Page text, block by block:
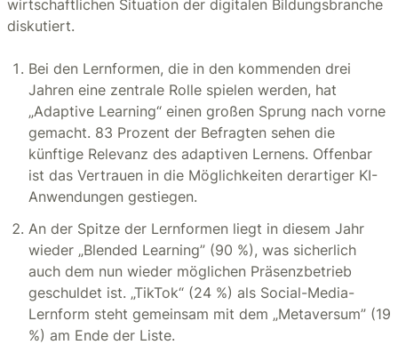
wirtschaftlichen Situation der digitalen Bildungsbranche
diskutiert.
Bei den Lernformen, die in den kommenden drei
Jahren eine zentrale Rolle spielen werden, hat
„Adaptive Learning“ einen großen Sprung nach vorne
gemacht. 83 Prozent der Befragten sehen die
künftige Relevanz des adaptiven Lernens. Offenbar
ist das Vertrauen in die Möglichkeiten derartiger KI-
Anwendungen gestiegen.
An der Spitze der Lernformen liegt in diesem Jahr
wieder „Blended Learning” (90 %), was sicherlich
auch dem nun wieder möglichen Präsenzbetrieb
geschuldet ist. „TikTok“ (24 %) als Social-Media-
Lernform steht gemeinsam mit dem „Metaversum” (19
%) am Ende der Liste.